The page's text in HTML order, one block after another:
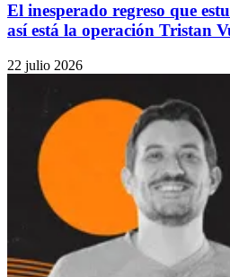
El inesperado regreso que
así está la operación Tristan
22 julio 2026